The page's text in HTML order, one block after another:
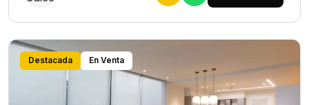
Destacada En Venta